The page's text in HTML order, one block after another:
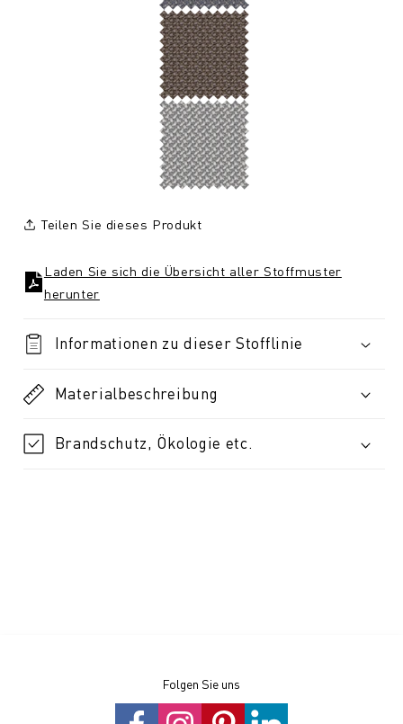
Teilen Sie dieses Produkt
Laden Sie sich die Übersicht aller Stoffmuster
herunter
Informationen zu dieser Stofflinie
Materialbeschreibung
Brandschutz, Ökologie etc.
Folgen Sie uns